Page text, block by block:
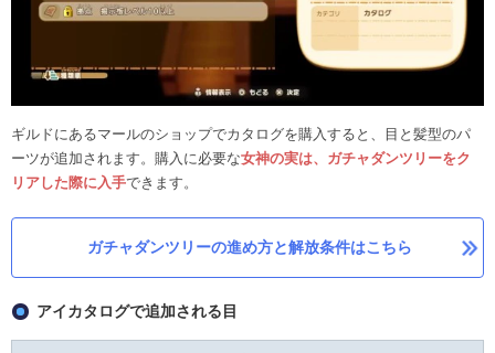
ギルドにあるマールのショップでカタログを購入すると、目と髪型のパ
ーツが追加されます。購入に必要な女神の実は、ガチャダンツリーをク
リアした際に入手できます。
ガチャダンツリーの進め方と解放条件はこちら
アイカタログで追加される目